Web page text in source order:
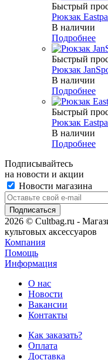
Быстрый
Рюкзак
В наличии
Подробнее
Быстрый
Рюкзак
В наличии
Подробнее
Быстрый
Рюкзак
В наличии
Подробнее
Подписывайтесь
на новости и акции
Новости магазина
2026 © Cultbag.ru -
культовых аксессуаров
Компания
Помощь
Информация
О нас
Новости
Вакансии
Контакты
Как заказать?
Оплата
Доставка